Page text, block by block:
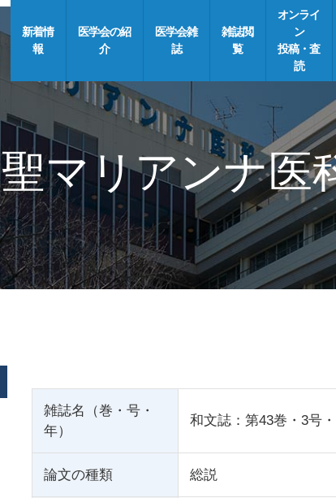
新着情
報
医学会の紹
介
医学会雑
誌
雑誌閲
覧
オンライ
ン
投稿・査
読
聖マリアンナ医
雑誌名（巻・号・
年）
和文誌：第43巻・3号
論文の種類 総説